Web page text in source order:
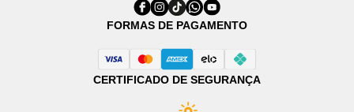
FORMAS DE PAGAMENTO
CERTIFICADO DE SEGURANÇA